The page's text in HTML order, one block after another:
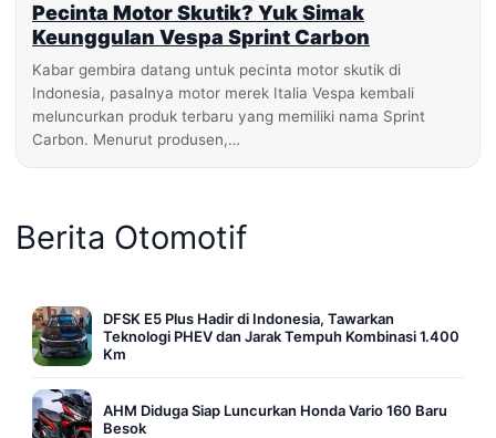
Pecinta Motor Skutik? Yuk Simak
Keunggulan Vespa Sprint Carbon
Kabar gembira datang untuk pecinta motor skutik di
Indonesia, pasalnya motor merek Italia Vespa kembali
meluncurkan produk terbaru yang memiliki nama Sprint
Carbon. Menurut produsen,…
Berita Otomotif
DFSK E5 Plus Hadir di Indonesia, Tawarkan
Teknologi PHEV dan Jarak Tempuh Kombinasi 1.400
Km
AHM Diduga Siap Luncurkan Honda Vario 160 Baru
Besok